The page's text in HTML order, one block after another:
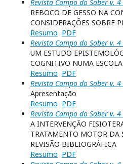
Revista Campo do Saber v.
REBOCO DE GESSO NA
CONSIDERAÇÕES SOBRE
Resumo PDF
Revista Campo do Saber v.
UM ESTUDO
COGNITIVO NUMA
Resumo PDF
Revista Campo do Saber v.
Apresentação
Resumo PDF
Revista Campo do Saber v.
A INTERVENÇÃO
TRATAMENTO MOTOR
REVISÃO BIBLIOGRÁFICA
Resumo PDF